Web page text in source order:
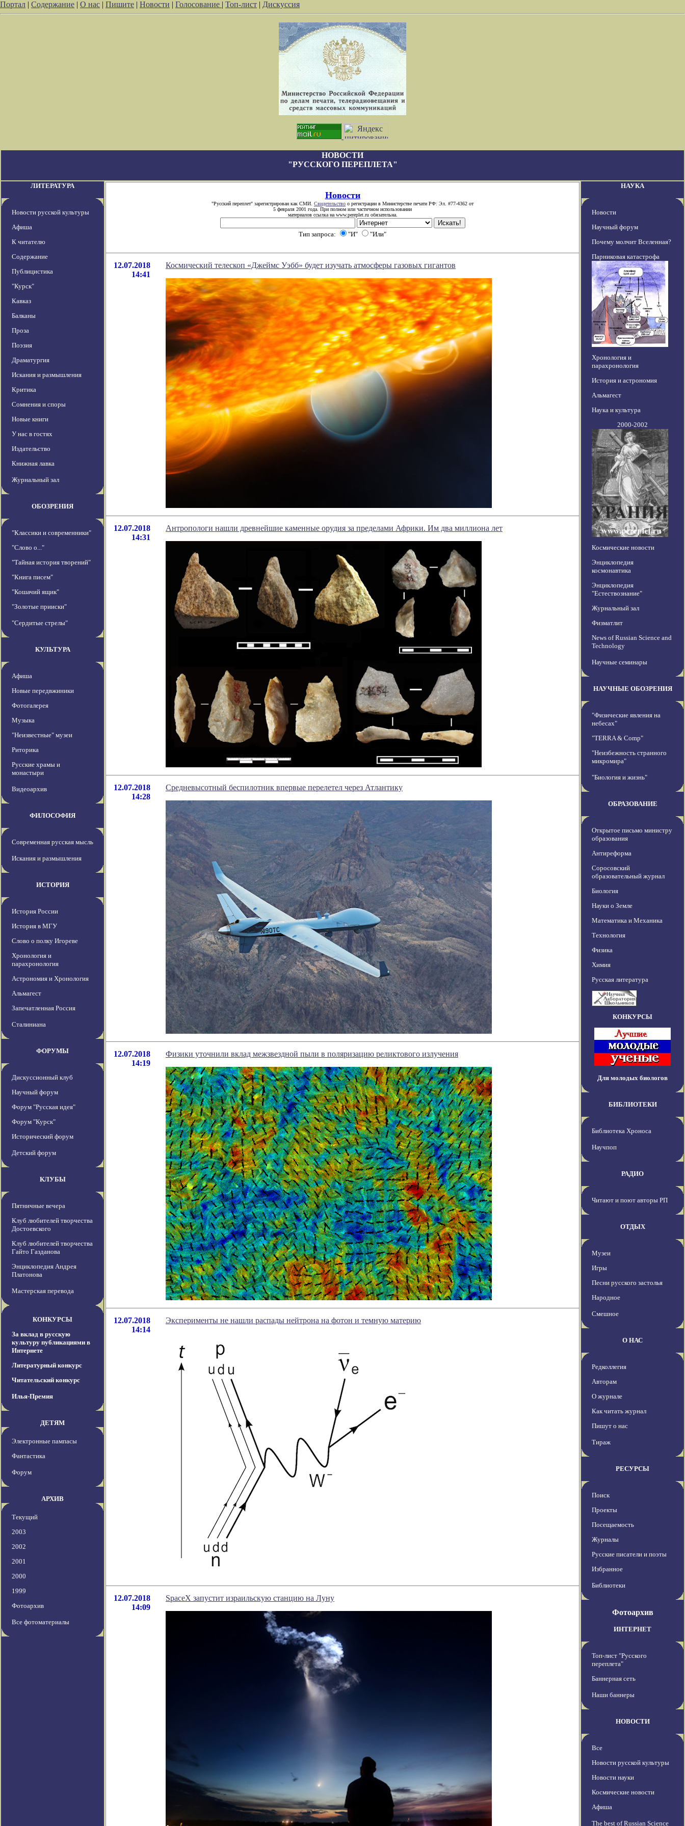
Портал | Содержание | О нас | Пишите | Новости | Голосование | Топ-лист | Дискуссия
НОВОСТИ
"РУССКОГО ПЕРЕПЛЕТА"
ЛИТЕРАТУРА
Новости русской культуры
Афиша
К читателю
Содержание
Публицистика
"Курск"
Кавказ
Балканы
Проза
Поэзия
Драматургия
Искания и размышления
Критика
Сомнения и споры
Новые книги
У нас в гостях
Издательство
Книжная лавка
Журнальный зал
ОБОЗРЕНИЯ
"Классики и современники"
"Слово о..."
"Тайная история творений"
"Книга писем"
"Кошачий ящик"
"Золотые прииски"
"Сердитые стрелы"
КУЛЬТУРА
Афиша
Новые передвжиники
Фотогалерея
Музыка
"Неизвестные" музеи
Риторика
Русские храмы и
монастыри
Видеоархив
ФИЛОСОФИЯ
Современная русская мысль
Искания и размышления
ИСТОРИЯ
История России
История в МГУ
Слово о полку Игореве
Хронология и
парахронология
Астрономия и Хронология
Альмагест
Запечатленная Россия
Сталиниана
ФОРУМЫ
Дискуссионный клуб
Научный форум
Форум "Русская идея"
Форум "Курск"
Исторический форум
Детский форум
КЛУБЫ
Пятничные вечера
Клуб любителей творчества
Достоевского
Клуб любителей творчества
Гайто Газданова
Энциклопедия Андрея
Платонова
Мастерская перевода
КОНКУРСЫ
За вклад в русскую
культуру публикациями в
Интернете
Литературный конкурс
Читательский конкурс
Илья-Премия
ДЕТЯМ
Электронные пампасы
Фантастика
Форум
АРХИВ
Текущий
2003
2002
2001
2000
1999
Фотоархив
Все фотоматериалы
Новости
"Русский переплет" зарегистрирован как СМИ. Свидетельство о регистрации в Министерстве печати РФ: Эл. #77-4362 от
5 февраля 2001 года. При полном или частичном использовании
материалов ссылка на www.pereplet.ru обязательна.
Тип запроса: "И" "Или"
12.07.2018
14:41
Космический телескоп «Джеймс Уэбб» будет изучать атмосферы газовых гигантов
12.07.2018
14:31
Антропологи нашли древнейшие каменные орудия за пределами Африки. Им два миллиона лет
12.07.2018
14:28
Средневысотный беспилотник впервые перелетел через Атлантику
12.07.2018
14:19
Физики уточнили вклад межзвездной пыли в поляризацию реликтового излучения
12.07.2018
14:14
Эксперименты не нашли распады нейтрона на фотон и темную материю
12.07.2018
14:09
SpaceX запустит израильскую станцию на Луну
НАУКА
Новости
Научный форум
Почему молчит Вселенная?
Парниковая катастрофа
Хронология и
парахронология
История и астрономия
Альмагест
Наука и культура
2000-2002
Космические новости
Энциклопедия
космонавтика
Энциклопедия
"Естествознание"
Журнальный зал
Физматлит
News of Russian Science and
Technology
Научные семинары
НАУЧНЫЕ ОБОЗРЕНИЯ
"Физические явления на
небесах"
"TERRA & Comp"
"Неизбежность странного
микромира"
"Биология и жизнь"
ОБРАЗОВАНИЕ
Открытое письмо министру
образования
Антиреформа
Соросовский
образовательный журнал
Биология
Науки о Земле
Математика и Механика
Технология
Физика
Химия
Русская литература
КОНКУРСЫ
Для молодых биологов
БИБЛИОТЕКИ
Библиотека Хроноса
Научпоп
РАДИО
Читают и поют авторы РП
ОТДЫХ
Музеи
Игры
Песни русского застолья
Народное
Смешное
О НАС
Редколлегия
Авторам
О журнале
Как читать журнал
Пишут о нас
Тираж
РЕСУРСЫ
Поиск
Проекты
Посещаемость
Журналы
Русские писатели и поэты
Избранное
Библиотеки
Фотоархив
ИНТЕРНЕТ
Топ-лист "Русского
переплета"
Баннерная сеть
Наши баннеры
НОВОСТИ
Все
Новости русской культуры
Новости науки
Космические новости
Афиша
The best of Russian Science